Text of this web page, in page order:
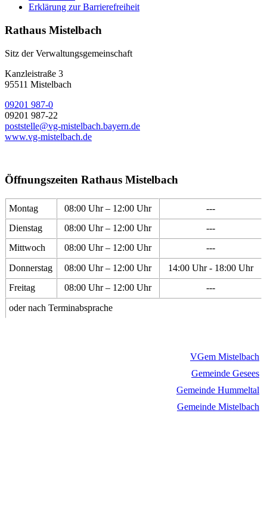
Erklärung zur Barrierefreiheit
Rathaus Mistelbach
Sitz der Verwaltungsgemeinschaft
Kanzleistraße 3
95511 Mistelbach
09201 987-0
09201 987-22
poststelle@vg-mistelbach.bayern.de
www.vg-mistelbach.de
Öffnungszeiten Rathaus Mistelbach
Montag 08:00 Uhr – 12:00 Uhr
---
Dienstag
08:00 Uhr – 12:00 Uhr
---
Mittwoch
08:00 Uhr – 12:00 Uhr
---
Donnerstag
08:00 Uhr – 12:00 Uhr
14:00 Uhr - 18:00 Uhr
Freitag
08:00 Uhr – 12:00 Uhr
---
oder nach Terminabsprache
VGem Mistelbach
Gemeinde Gesees
Gemeinde Hummeltal
Gemeinde Mistelbach